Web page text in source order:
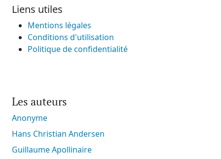
Liens utiles
Mentions légales
Conditions d'utilisation
Politique de confidentialité
Les auteurs
Anonyme
Hans Christian Andersen
Guillaume Apollinaire